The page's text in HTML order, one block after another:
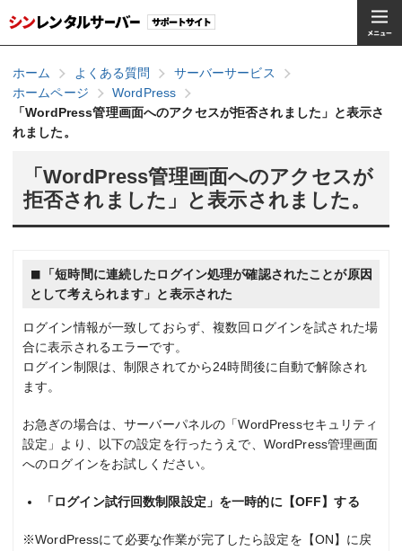
ホーム よくある質問
サーバーサービス
ホームページ
WordPress
「WordPress管理画面へのアクセスが拒否されました」と表示さ
れました。
「WordPress管理画面へのアクセスが
拒否されました」と表示されました。
「短時間に連続したログイン処理が確認されたことが原因
として考えられます」と表示された
ログイン情報が一致しておらず、複数回ログインを試された場
合に表示されるエラーです。
ログイン制限は、制限されてから24時間後に自動で解除され
ます。
お急ぎの場合は、サーバーパネルの「WordPressセキュリティ
設定」より、以下の設定を行ったうえで、WordPress管理画面
へのログインをお試しください。
「ログイン試行回数制限設定」を一時的に【OFF】する
※WordPressにて必要な作業が完了したら設定を【ON】に戻